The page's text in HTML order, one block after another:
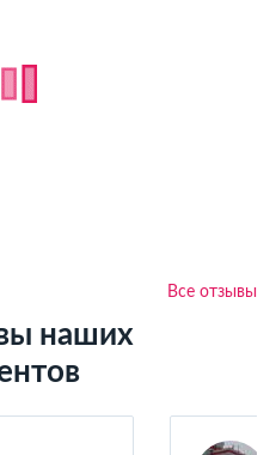
Все отзывы
наших